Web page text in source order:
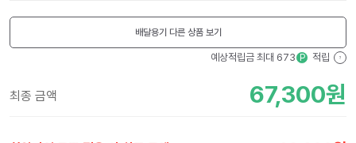
배달용기 다른 상품 보기
예상적립금 최대 673 P 적립 ?
최종 금액 67,300원